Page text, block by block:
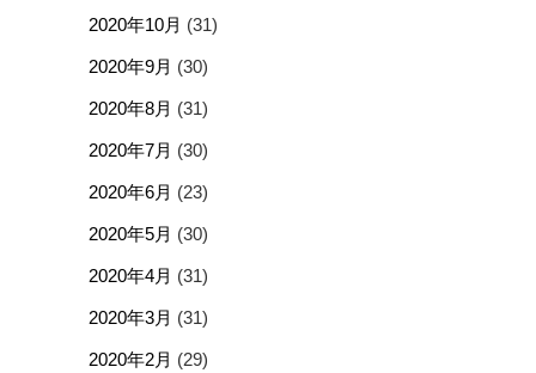
2020年10月 (31)
2020年9月 (30)
2020年8月 (31)
2020年7月 (30)
2020年6月 (23)
2020年5月 (30)
2020年4月 (31)
2020年3月 (31)
2020年2月 (29)